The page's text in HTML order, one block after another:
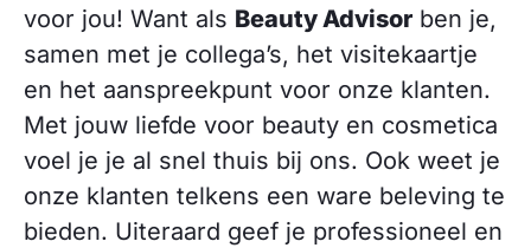
voor jou! Want als Beauty Advisor ben je,
samen met je collega’s, het visitekaartje
en het aanspreekpunt voor onze klanten.
Met jouw liefde voor beauty en cosmetica
voel je je al snel thuis bij ons. Ook weet je
onze klanten telkens een ware beleving te
bieden. Uiteraard geef je professioneel en